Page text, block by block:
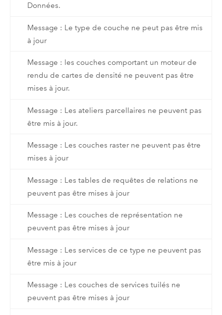
Données.
Message : Le type de couche ne peut pas être mis
à jour
Message : les couches comportant un moteur de
rendu de cartes de densité ne peuvent pas être
mises à jour.
Message : Les ateliers parcellaires ne peuvent pas
être mis à jour.
Message : Les couches raster ne peuvent pas être
mises à jour
Message : Les tables de requêtes de relations ne
peuvent pas être mises à jour
Message : Les couches de représentation ne
peuvent pas être mises à jour
Message : Les services de ce type ne peuvent pas
être mis à jour
Message : Les couches de services tuilés ne
peuvent pas être mises à jour